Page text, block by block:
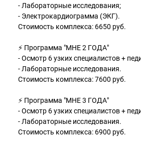
- Лабораторные исследования;
- Электрокардиограмма (ЭКГ).
Стоимость комплекса: 6650 руб.
⚡ Программа "МНЕ 2 ГОДА"
- Осмотр 6 узких специалистов +
- Лабораторные исследования.
Стоимость комплекса: 7600 руб.
⚡ Программа "МНЕ 3 ГОДА"
- Осмотр 6 узких специалистов +
- Лабораторные исследования.
Стоимость комплекса: 6900 руб.